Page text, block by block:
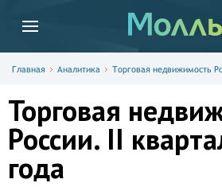
Главная Аналитика Торговая недвижимость
Торговая
России. II
года